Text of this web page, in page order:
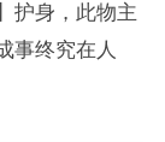
护身，此物主
事终究在人